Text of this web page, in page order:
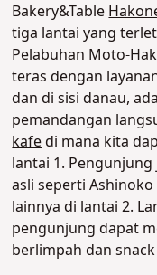
Bakery&Table
tiga lantai yang
Pelabuhan Moto-
teras dengan
dan di sisi danau,
pemandangan
kafedi mana kita
lantai 1.
asli seperti
lainnya di lantai 2.
pengunjung dapat
berlimpah dan